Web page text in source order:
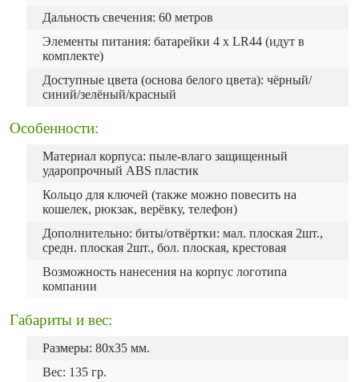
Дальность свечения: 60 метров
Элементы питания: батарейки 4 х LR44 (идут в
комплекте)
Доступные цвета (основа белого цвета): чёрный/
синий/зелёный/красный
Особенности:
Материал корпуса: пыле-влаго защищенный
ударопрочный ABS пластик
Кольцо для ключей (также можно повесить на
кошелек, рюкзак, верёвку, телефон)
Дополнительно: биты/отвёртки: мал. плоская 2шт.,
средн. плоская 2шт., бол. плоская, крестовая
Возможность нанесения на корпус логотипа
компании
Габариты и вес:
Размеры: 80х35 мм.
Вес: 135 гр.